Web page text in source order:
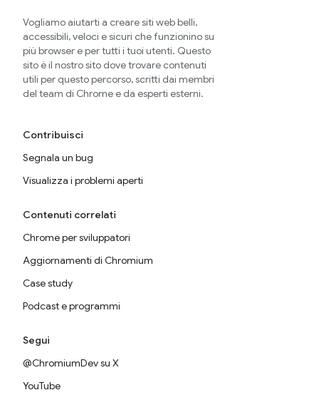
Vogliamo aiutarti a creare siti web belli,
accessibili, veloci e sicuri che funzionino su
più browser e per tutti i tuoi utenti. Questo
sito è il nostro sito dove trovare contenuti
utili per questo percorso, scritti dai membri
del team di Chrome e da esperti esterni.
Contribuisci
Segnala un bug
Visualizza i problemi aperti
Contenuti correlati
Chrome per sviluppatori
Aggiornamenti di Chromium
Case study
Podcast e programmi
Segui
@ChromiumDev su X
YouTube